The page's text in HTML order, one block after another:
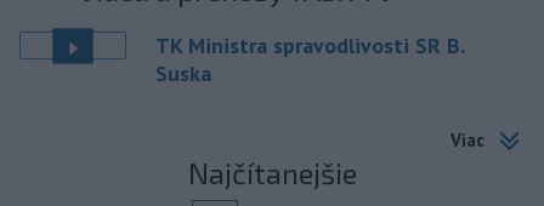
TK Ministra spravodlivosti SR B.
Suska
Viac
Najčítanejšie